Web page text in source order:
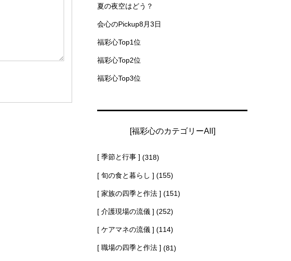
夏の夜空はどう？
会心のPickup8月3日
福彩心Top1位
福彩心Top2位
福彩心Top3位
[福彩心のカテゴリーAll]
[ 季節と行事 ] (318)
[ 旬の食と暮らし ] (155)
[ 家族の四季と作法 ] (151)
[ 介護現場の流儀 ] (252)
[ ケアマネの流儀 ] (114)
[ 職場の四季と作法 ] (81)